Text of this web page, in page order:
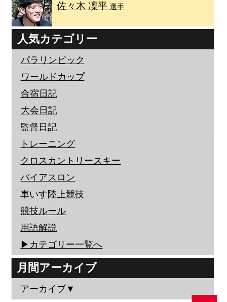
佐々木 凜平選手
人気カテゴリー
パラリンピック
ワールドカップ
合宿日記
大会日記
監督日記
トレーニング
クロスカントリースキー
バイアスロン
車いす陸上競技
競技ルール
用語解説
▶︎カテゴリー一覧へ
月間アーカイブ
アーカイブ▼